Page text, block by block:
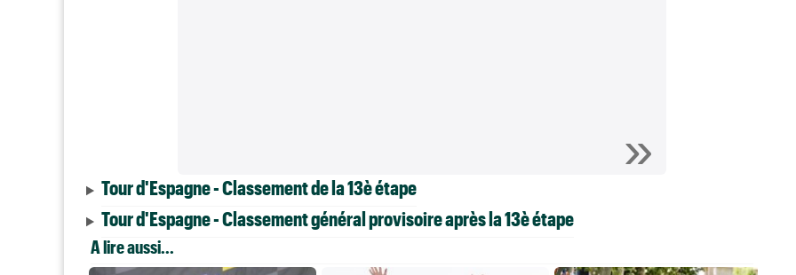
Tour d'Espagne - Classement de la 13è étape
Tour d'Espagne - Classement général provisoire après la 13è étape
A lire aussi...